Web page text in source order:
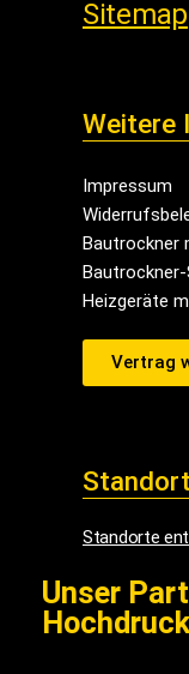
Sitemap
Weitere
Impressum
Bautrockner
Heizgeräte
Vertrag
Standorte
Unser